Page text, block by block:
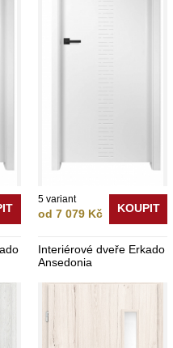
5 variant
od 7 079 Kč KOUPIT
Interiérové dveře Erkado
Ansedonia